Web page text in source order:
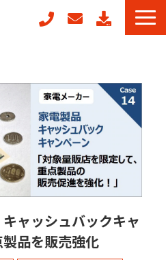
ガチャ
ルティ製作
動キャンペーン
ペーン事例
ちコラム
キャッシュバックキャ
品を販売強化